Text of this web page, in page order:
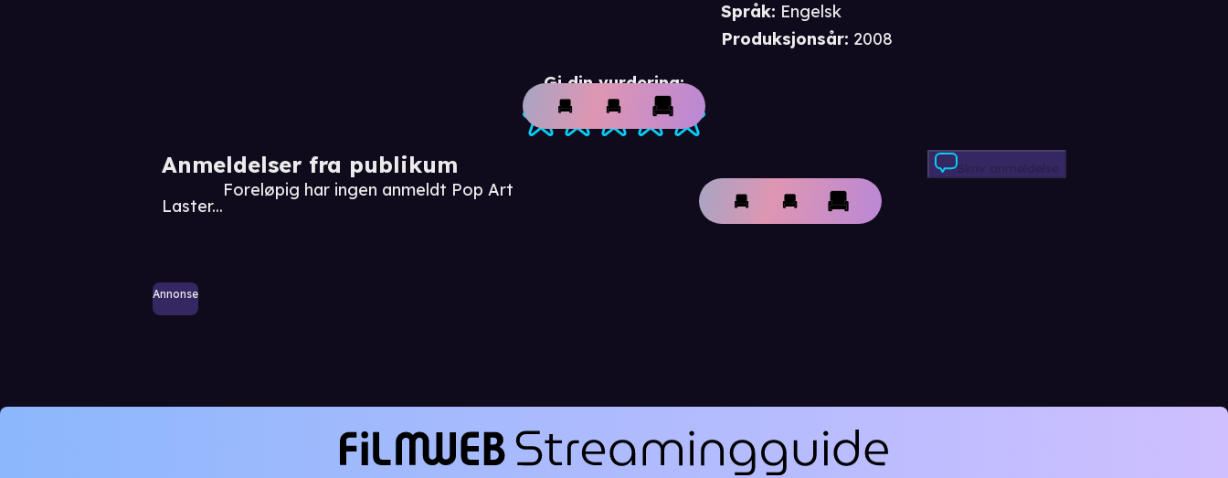
Gi din vurdering:
Anmeldelser fra publikum
Laster...
Foreløpig har ingen anmeldt Pop Art
Skriv anmeldelse
Annonse
Språk: Engelsk
Produksjonsår: 2008